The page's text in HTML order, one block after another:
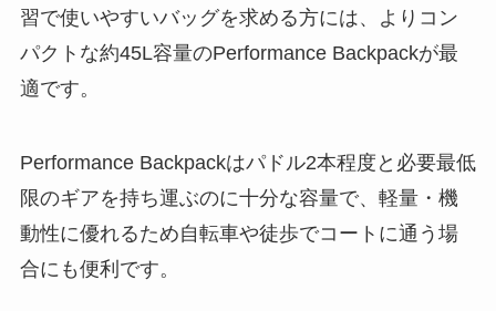
習で使いやすいバッグを求める方には、よりコン
パクトな約45L容量のPerformance Backpackが最
適です。
Performance Backpackはパドル2本程度と必要最低
限のギアを持ち運ぶのに十分な容量で、軽量・機
動性に優れるため自転車や徒歩でコートに通う場
合にも便利です。